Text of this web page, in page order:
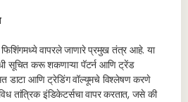
वापरले जाणारे प्रमुख तंत्र आहे. या
सूचित करू शकणाऱ्या पॅटर्न आणि ट्रेंड
डाटा आणि ट्रेडिंग वॉल्यूमचे विश्लेषण करणे
तांत्रिक इंडिकेटर्सचा वापर करतात, जसे की